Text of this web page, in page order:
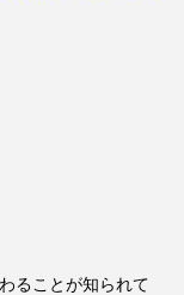
ることが知られて